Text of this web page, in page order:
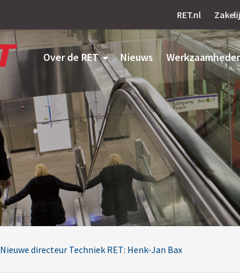
RET.nl
Over de RET Nieuws
Logo
Nieuwe directeur Techniek RET: Henk-Jan Bax